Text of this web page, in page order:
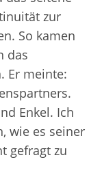
zur
So kamen
das
Er meinte:
Enkel. Ich
wie es seiner
gefragt zu